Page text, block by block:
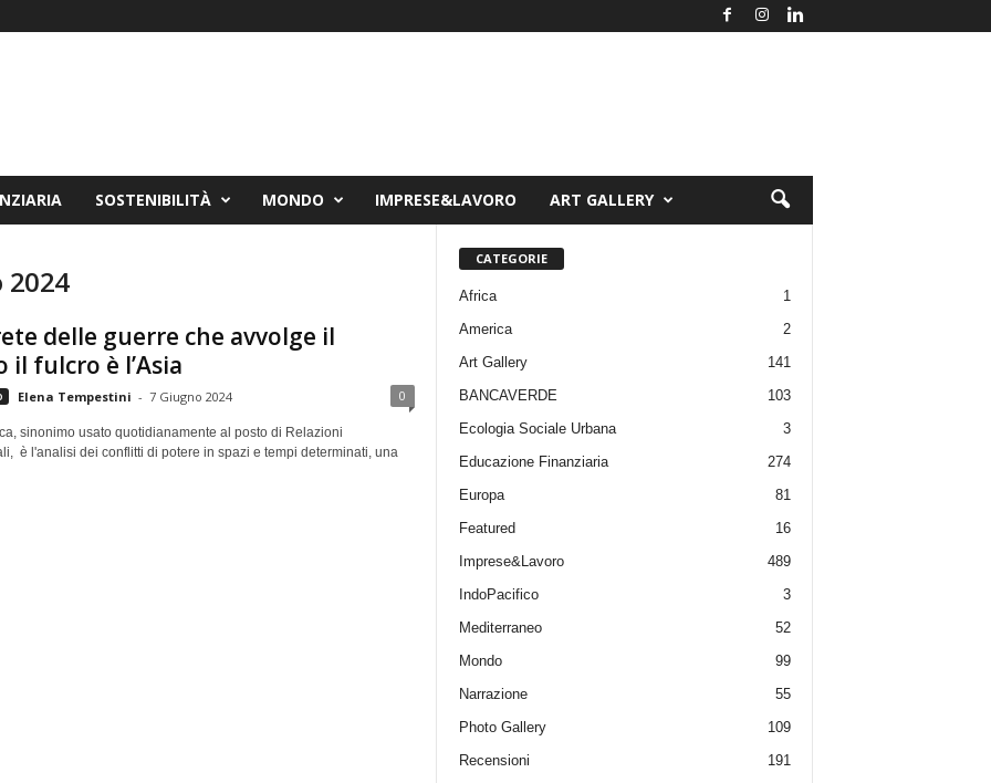
SOSTENIBILITÀ MONDO IMPRESE&LAVORO ART GALLERY
2024
delle guerre che avvolge il
il fulcro è l’Asia
Elena Tempestini - 7 Giugno 2024 0
sinonimo usato quotidianamente al posto di Relazioni
è l'analisi dei conflitti di potere in spazi e tempi determinati, una
CATEGORIE
Africa
1
America
2
Art Gallery
141
BANCAVERDE
103
Ecologia Sociale Urbana
3
Educazione Finanziaria
274
Europa
81
Featured
16
Imprese&Lavoro
489
IndoPacifico
3
Mediterraneo
52
Mondo
99
Narrazione
55
Photo Gallery
109
Recensioni
191